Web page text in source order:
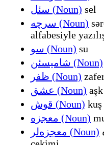
سئل (Noun) sel
سرچه (Noun)
alfabesiyle
سو (Noun) su
شامیسئن (Noun)
ظفر (Noun)
عشق (Noun) aşk
قوش (Noun) kuş
معجزه (Noun)
معجزه‌لر (Noun)